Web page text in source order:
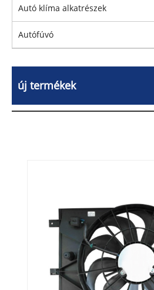
Autó klíma alkatrészek
Autófúvó
új termékek